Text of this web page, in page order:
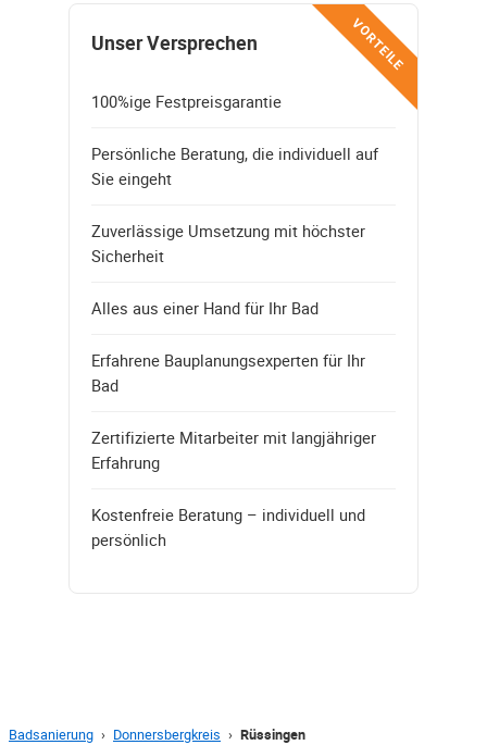
VORTEILE
Unser Versprechen
100%ige Festpreisgarantie
Persönliche Beratung, die individuell auf
Sie eingeht
Zuverlässige Umsetzung mit höchster
Sicherheit
Alles aus einer Hand für Ihr Bad
Erfahrene Bauplanungsexperten für Ihr
Bad
Zertifizierte Mitarbeiter mit langjähriger
Erfahrung
Kostenfreie Beratung – individuell und
persönlich
Badsanierung › Donnersbergkreis › Rüssingen